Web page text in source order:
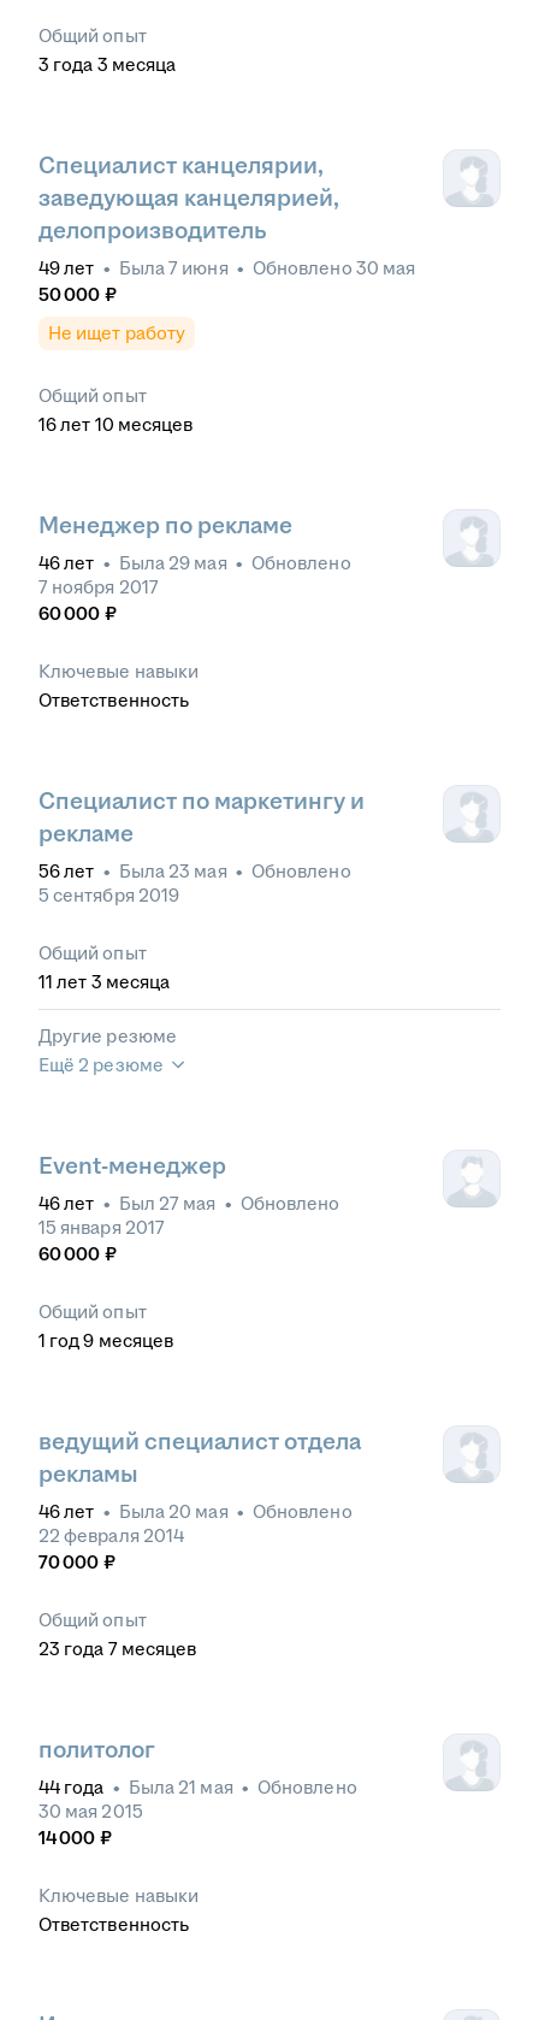
Общий опыт
3 года 3 месяца
Специалист канцелярии,
заведующая канцелярией,
делопроизводитель
49лет • Была7 июня • Обновлено 30 мая
50 000 ₽
Не ищет работу
Общий опыт
16лет 10 месяцев
Менеджер по рекламе
46лет • Была 29 мая • Обновлено
7 ноября 2017
60 000 ₽
Ключевые навыки
Ответственность
Специалист по маркетингу и
рекламе
56лет • Была 23 мая • Обновлено
5 сентября 2019
Общий опыт
11 лет 3 месяца
Другие резюме
Ещё 2 резюме
Event-менеджер
46лет • Был 27 мая • Обновлено
15 января 2017
60 000 ₽
Общий опыт
1 год 9 месяцев
ведущий специалист отдела
рекламы
46лет • Была 20 мая • Обновлено
22 февраля 2014
70 000 ₽
Общий опыт
23 года 7 месяцев
политолог
44 года • Была 21 мая • Обновлено
30 мая 2015
14 000 ₽
Ключевые навыки
Ответственность